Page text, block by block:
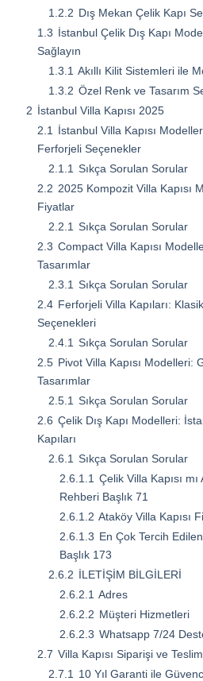
1.2.2 Dış Mekan Çelik Kapı
1.3 İstanbul Çelik Dış Kapı
Sağlayın
1.3.1 Akıllı Kilit Sistemleri ile
1.3.2 Özel Renk ve Tasarım
2 İstanbul Villa Kapısı 2025
2.1
İstanbul Villa Kapısı
Ferforjeli Seçenekler
2.1.1 Sıkça Sorulan Sorular
2.2 2025 Kompozit Villa Kapısı
Fiyatlar
2.2.1 Sıkça Sorulan Sorular
2.3 Compact Villa Kapısı
Tasarımlar
2.3.1 Sıkça Sorulan Sorular
2.4 Ferforjeli Villa Kapıları:
Seçenekleri
2.4.1 Sıkça Sorulan Sorular
2.5 Pivot Villa Kapısı Modelleri:
Tasarımlar
2.5.1 Sıkça Sorulan Sorular
2.6 Çelik Dış Kapı Modelleri:
Kapıları
2.6.1 Sıkça Sorulan Sorular
2.6.1.1 Çelik Villa Kapısı
Rehberi Başlık 71
2.6.1.2 Ataköy Villa Kapısı
2.6.1.3 En Çok Tercih
Başlık 173
2.6.2 İLETİŞİM BİLGİLERİ
2.6.2.1 Adres
2.6.2.2 Müşteri Hizmetleri
2.6.2.3 Whatsapp 7/24
2.7 Villa Kapısı Siparişi ve
2.7.1
10 Yıl Garanti ile